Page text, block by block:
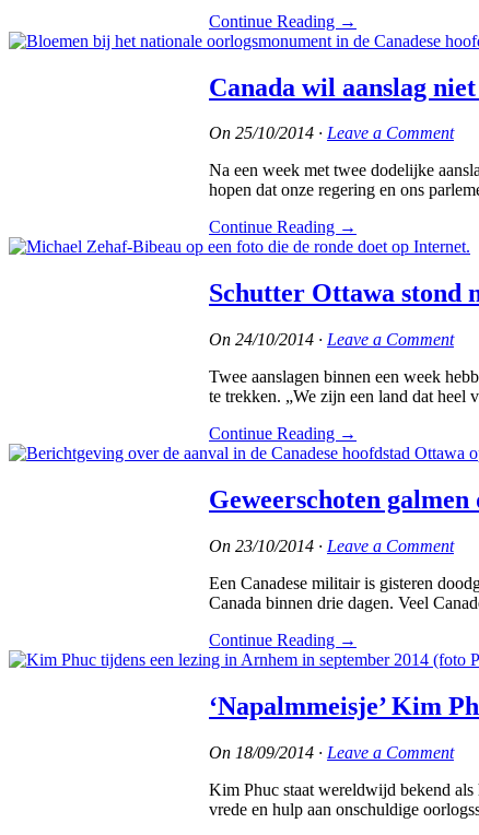
Continue Reading →
Canada wil aanslag
On 25/10/2014 · Leave a Comment
Na een week met twee dodelijke
hopen dat onze regering en ons
Continue Reading →
Schutter Ottawa stond
On 24/10/2014 · Leave a Comment
Twee aanslagen binnen een week
te trekken. „We zijn een land dat heel
Continue Reading →
Geweerschoten
On 23/10/2014 · Leave a Comment
Een Canadese militair is gisteren
Canada binnen drie dagen. Veel
Continue Reading →
‘Napalmmeisje’ Kim
On 18/09/2014 · Leave a Comment
Kim Phuc staat wereldwijd bekend
vrede en hulp aan onschuldige